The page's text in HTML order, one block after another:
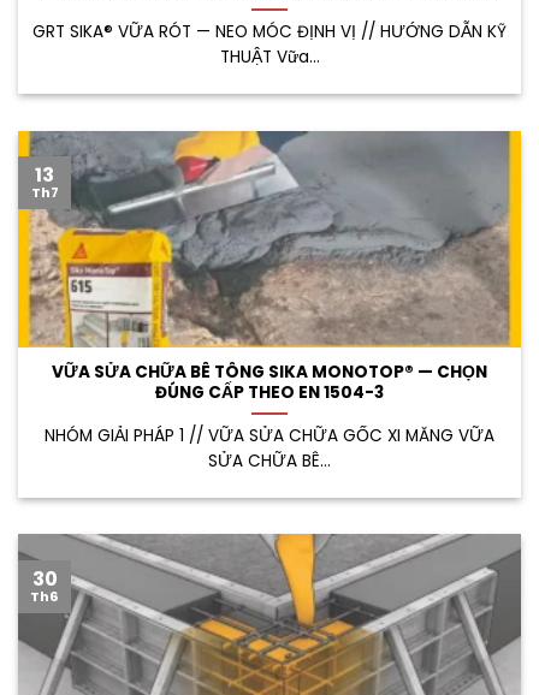
GRT SIKA® VỮA RÓT — NEO MÓC ĐỊNH VỊ // HƯỚNG DẪN KỸ
THUẬT Vữa...
VỮA SỬA CHỮA BÊ TÔNG SIKA MONOTOP® — CHỌN
ĐÚNG CẤP THEO EN 1504-3
NHÓM GIẢI PHÁP 1 // VỮA SỬA CHỮA GỐC XI MĂNG VỮA
SỬA CHỮA BÊ...
13
Th7
30
Th6